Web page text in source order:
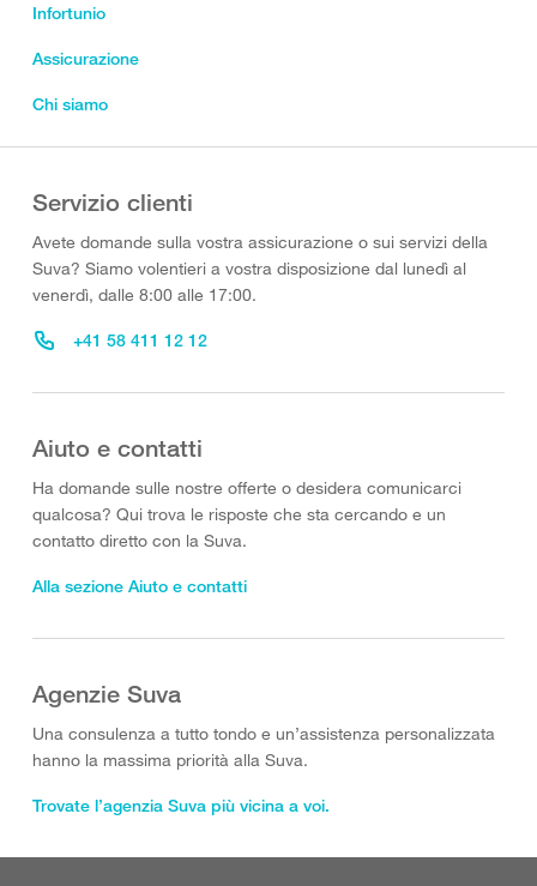
Infortunio
Assicurazione
Chi siamo
Servizio clienti
Avete domande sulla vostra assicurazione o sui servizi della
Suva? Siamo volentieri a vostra disposizione dal lunedì al
venerdì, dalle 8:00 alle 17:00.
+41 58 411 12 12
Aiuto e contatti
Ha domande sulle nostre offerte o desidera comunicarci
qualcosa? Qui trova le risposte che sta cercando e un
contatto diretto con la Suva.
Alla sezione Aiuto e contatti
Agenzie Suva
Una consulenza a tutto tondo e un’assistenza personalizzata
hanno la massima priorità alla Suva.
Trovate l’agenzia Suva più vicina a voi.